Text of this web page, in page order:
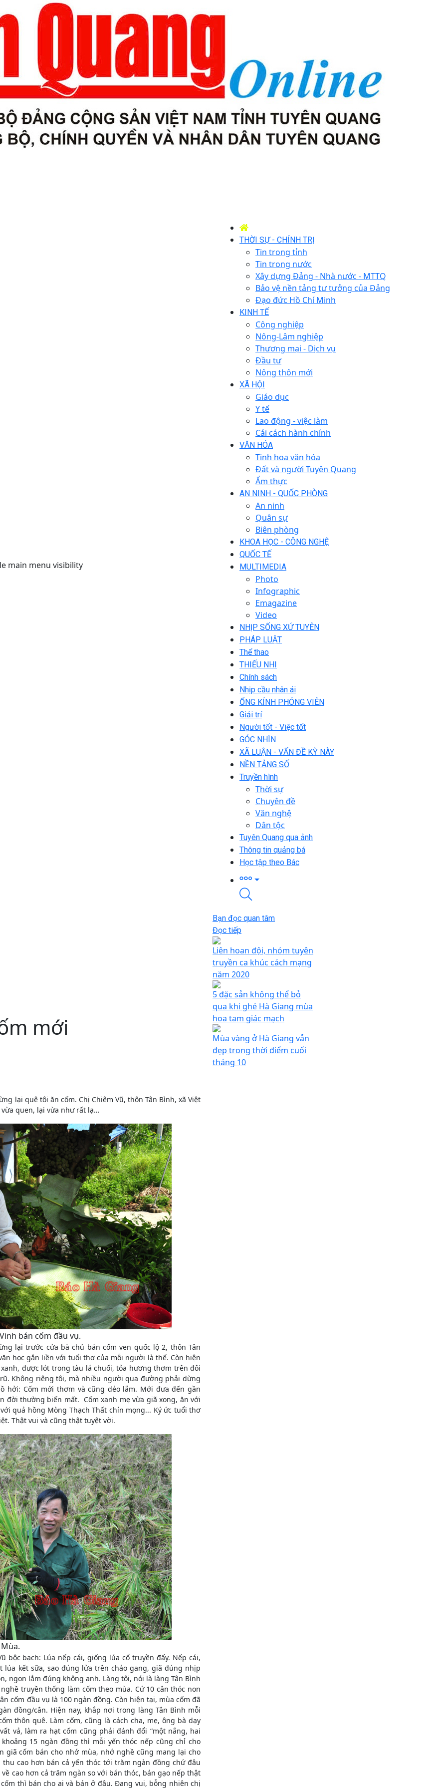
main menu visibility
THỜI SỰ - CHÍNH TRỊ
Tin trong tỉnh
Tin trong nước
Xây dựng Đảng - Nhà nước - MTTQ
Bảo vệ nền tảng tư tưởng của Đảng
Đạo đức Hồ Chí Minh
KINH TẾ
Công nghiệp
Nông-Lâm nghiệp
Thương mại - Dịch vụ
Đầu tư
Nông thôn mới
XÃ HỘI
Giáo dục
Y tế
Lao động - việc làm
Cải cách hành chính
VĂN HÓA
Tinh hoa văn hóa
Đất và người Tuyên Quang
Ẩm thực
AN NINH - QUỐC PHÒNG
An ninh
Quân sự
Biên phòng
KHOA HỌC - CÔNG NGHỆ
QUỐC TẾ
MULTIMEDIA
Photo
Infographic
Emagazine
Video
NHỊP SỐNG XỨ TUYÊN
PHÁP LUẬT
Thể thao
THIẾU NHI
Chính sách
Nhịp cầu nhân ái
ỐNG KÍNH PHÓNG VIÊN
Giải trí
Người tốt - Việc tốt
GÓC NHÌN
XÃ LUẬN - VẤN ĐỀ KỲ NÀY
NỀN TẢNG SỐ
Truyền hình
Thời sự
Chuyên đề
Văn nghệ
Dân tộc
Tuyên Quang qua ảnh
Thông tin quảng bá
Học tập theo Bác
mới
lại quê tôi ăn cốm. Chị Chiêm Vũ, thôn Tân Bình, xã Việt
quen, lại vừa như rất lạ…
bán cốm đầu vụ.
lại trước cửa bà chủ bán cốm ven quốc lộ 2, thôn Tân
học gắn liền với tuổi thơ của mỗi người là thế. Còn hiện
được lót trong tàu lá chuối, tỏa hương thơm trên đôi
Không riêng tôi, mà nhiều người qua đường phải dừng
hởi: Cốm mới thơm và cũng dẻo lắm. Mới đưa đến gần
đời thường biến mất. Cốm xanh mẹ vừa giã xong, ăn với
quả hồng Mòng Thạch Thất chín mọng... Ký ức tuổi thơ
Thật vui và cũng thật tuyệt vời.
bộc bạch: Lúa nếp cái, giống lúa cổ truyền đấy. Nếp cái,
kết sữa, sao đúng lửa trên chảo gang, giã đúng nhịp
ngon lắm đúng không anh. Làng tôi, nói là làng Tân Bình
truyền thống làm cốm theo mùa. Cứ 10 cân thóc non
cốm đầu vụ là 100 ngàn đồng. Còn hiện tại, mùa cốm đã
đồng/cân. Hiện nay, khắp nơi trong làng Tân Bình mỗi
thôn quê. Làm cốm, cũng là cách cha, mẹ, ông bà dạy
vả, làm ra hạt cốm cũng phải đánh đổi “một nắng, hai
15 ngàn đồng thì mỗi yến thóc nếp cũng chỉ cho
giã cốm bán cho nhớ mùa, nhớ nghề cũng mang lại cho
cao hơn bán cả yến thóc tới trăm ngàn đồng chứ đâu
cao hơn cả trăm ngàn so với bán thóc, bán gạo nếp thật
thì bán cho ai và bán ở đâu. Đang vui, bỗng nhiên chị
Bạn đọc quan tâm
Đọc tiếp
Liên hoan đội, nhóm tuyên
truyền ca khúc cách mạng
năm 2020
5 đặc sản không thể bỏ
qua khi ghé Hà Giang mùa
hoa tam giác mạch
Mùa vàng ở Hà Giang vẫn
đẹp trong thời điểm cuối
tháng 10